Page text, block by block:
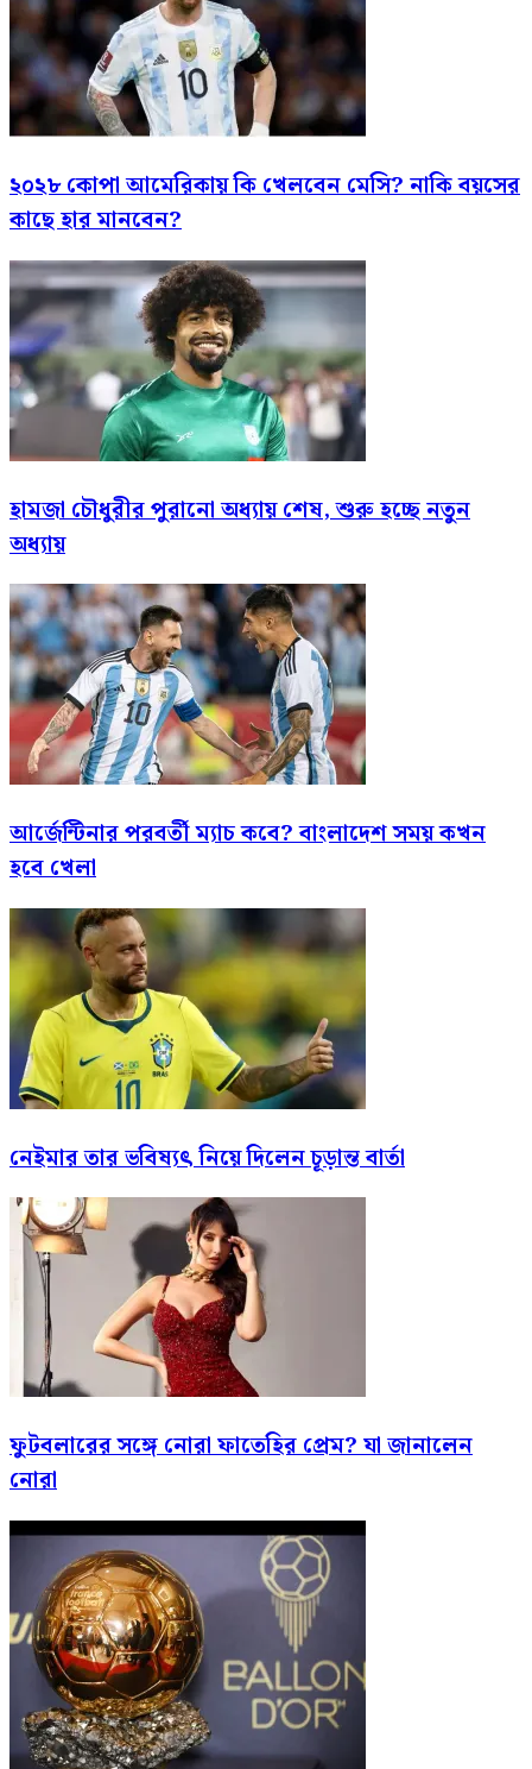
২০২৮ কোপা আমেরিকায় কি খেলবেন মেসি? নাকি বয়সের
কাছে হার মানবেন?
হামজা চৌধুরীর পুরানো অধ্যায় শেষ, শুরু হচ্ছে নতুন
অধ্যায়
আর্জেন্টিনার পরবর্তী ম্যাচ কবে? বাংলাদেশ সময় কখন
হবে খেলা
নেইমার তার ভবিষ্যৎ নিয়ে দিলেন চূড়ান্ত বার্তা
ফুটবলারের সঙ্গে নোরা ফাতেহির প্রেম? যা জানালেন
নোরা